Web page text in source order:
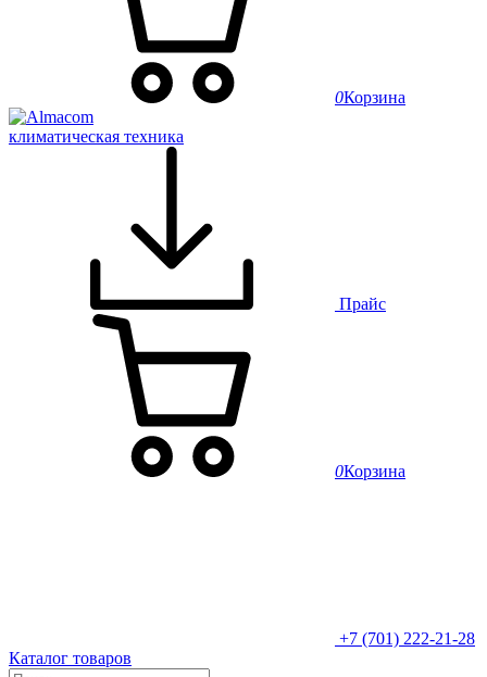
0Корзина
климатическая техника
Прайс
0Корзина
+7 (701) 222-21-28
Каталог товаров